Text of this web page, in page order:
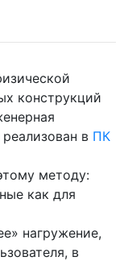
конструкций
в ПК
методу:
как для
нагружение,
в